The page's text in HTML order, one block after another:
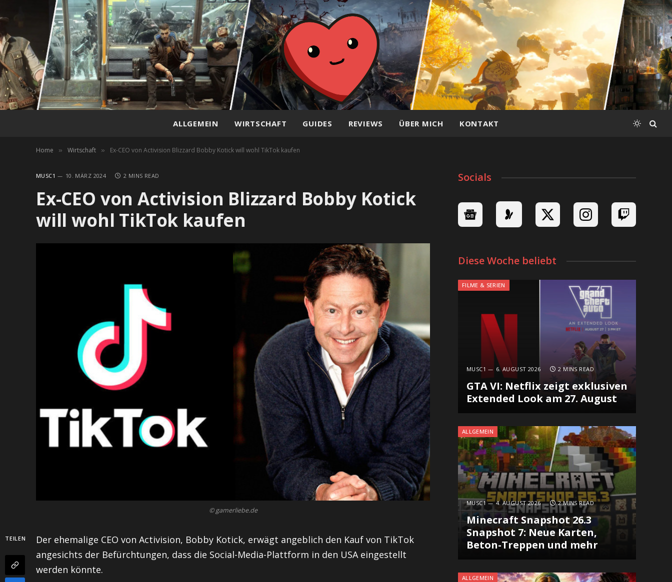
ALLGEMEIN WIRTSCHAFT GUIDES REVIEWS ÜBER MICH KONTAKT
Home » Wirtschaft » Ex-CEO von Activision Blizzard Bobby Kotick will wohl TikTok kaufen
MUSC1 10. MÄRZ 2024 2 MINS READ
Ex-CEO von Activision Blizzard Bobby Kotick
will wohl TikTok kaufen
© gamerliebe.de
TEILEN
Der ehemalige CEO von Activision, Bobby Kotick, erwägt angeblich den Kauf von TikTok
angesichts der Befürchtungen, dass die Social-Media-Plattform in den USA eingestellt
werden könnte.
Socials
Diese Woche beliebt
FILME & SERIEN
MUSC1 6. AUGUST 2026 2 MINS READ
GTA VI: Netflix zeigt exklusiven
Extended Look am 27. August
ALLGEMEIN
MUSC1 4. AUGUST 2026 2 MINS READ
Minecraft Snapshot 26.3
Snapshot 7: Neue Karten,
Beton-Treppen und mehr
ALLGEMEIN